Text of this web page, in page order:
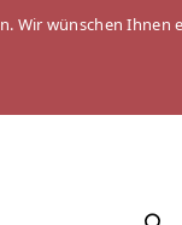
Wir wünschen Ihnen